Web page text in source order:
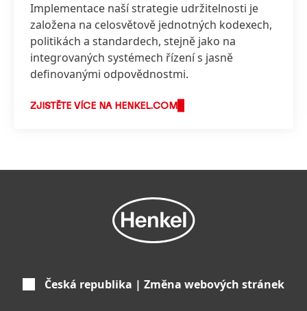
Implementace naší strategie udržitelnosti je
založena na celosvětově jednotných kodexech,
politikách a standardech, stejně jako na
integrovaných systémech řízení s jasně
definovanými odpovědnostmi.
ZJISTĚTE VÍCE NA HENKEL.COM
Česká republika | Změna webových stránek